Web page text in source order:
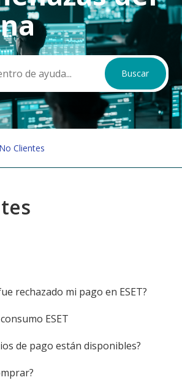
No Clientes
rechazado mi pago en ESET?
ESET
de pago están disponibles?